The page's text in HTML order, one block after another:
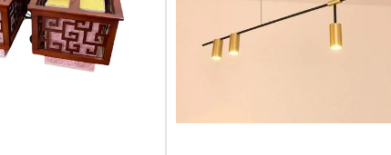
Nếu sử dụng chiết áp sẽ gây ảnh hưởng không
với điều kiện nhiệt độ và độ ẩm thông thường.
quá cao như phòng tắm kín, phòng xông hơi...